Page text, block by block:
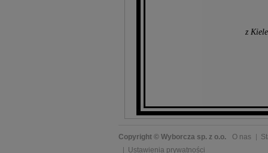
z
Copyright © Wyborcza sp. z o.o. O nas
Ustawienia prywatności